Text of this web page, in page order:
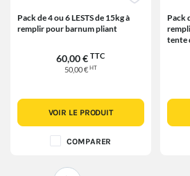
Pack de 4 ou 6 LESTS de 15kg à
remplir pour barnum pliant
60,00 € TTC
50,00 € HT
VOIR LE PRODUIT
COMPARER
Pack
tente